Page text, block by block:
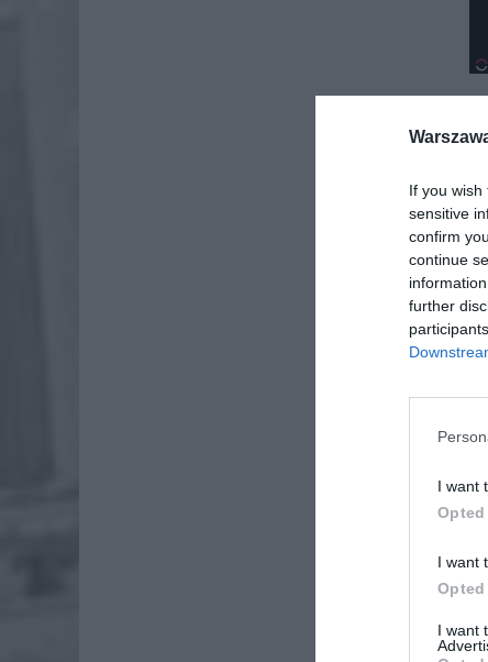
If you
sensitive
confirm
continue
further
I want
Opted
I want
Opted
I want
—